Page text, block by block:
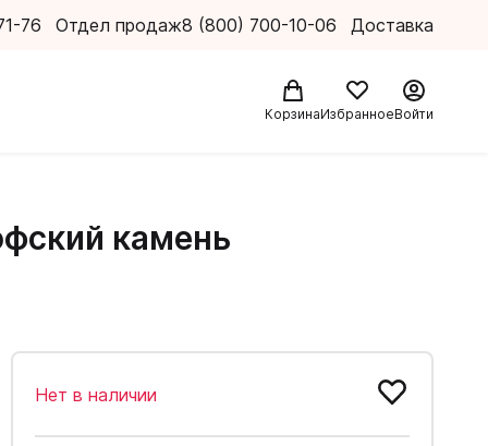
76 Отдел продаж8 (800) 700-10-06 Доставка
КорзинаИзбранноеВойти
камень
Нет в наличии